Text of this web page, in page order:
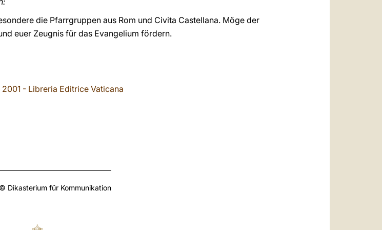
die Pfarrgruppen aus Rom und Civita Castellana. Möge der
euer Zeugnis für das Evangelium fördern.
- Libreria Editrice Vaticana
Dikasterium für Kommunikation